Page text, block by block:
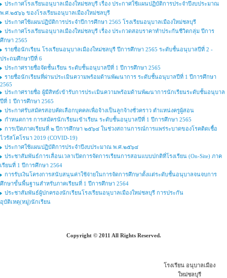
ประกาศโรงเรียนอนุบาลเมืองใหม่ชลบุรี เรื่อง ประกาศใช้แผนปฏิบัติการประจำปีงบประมาณ
พ.ศ.๒๕๖๖ ของโรงเรียนอนุบาลเมืองใหม่ชลบุรี
ประกาศใช้แผนปฏิบัติการประจำปีการศึกษา 2565 โรงเรียนอนุบาลเมืองใหม่ชลบุรี
ประกาศโรงเรียนอนุบาลเมืองใหม่ชลบุรี เรื่อง ประกวดสอบราคาทำประกันชีวิตกลุ่ม ปีการ
ศึกษา 2565
รายชื่อนักเรียน โรงเรียนอนุบาลเมืองใหม่ชลบุรี ปีการศึกษา 2565 ระดับชั้นอนุบาลปีที่ 2 -
ประถมศึกษาปีที่ 6
ประกาศรายชื่อจัดชั้นเรียน ระดับชั้นอนุบาลปีที่ 1 ปีการศึกษา 2565
รายชื่อนักเรียนที่ผ่านประเมินความพร้อมด้านพัฒนาการ ระดับชั้นอนุบาลปีที่ 1 ปีการศึกษา
2565
ประกาศรายชื่อ ผู้มีสิทธ์เข้ารับการประเมินความพร้อมด้านพัฒนาการนักเรียนระดับชั้นอนุบาล
ปีที่ 1 ปีการศึกษา 2565
ประกาศรับสมัครสอบคัดเลือกบุคคลเพื่อจ้างเป็นลูกจ้างชั่วคราว ตำแหน่งครูผู้สอน
กำหนดการ การสมัครนักเรียนเข้าเรียน ระดับชั้นอนุบาลปีที่ 1 ปีการศึกษา 2565
การเปิดภาคเรียนที่ ๒ ปีการศึกษา ๒๕๖๔ ในช่วงสถานการณ์การแพร่ระบาดของโรคติดเชื้อ
ไวรัสโคโรนา 2019 (COVID-19)
ประกาศใช้แผนปฏิบัติการประจำปีงบประมาณ พ.ศ.๒๕๖๔
ประชาสัมพันธ์การเลื่อนเวลาเปิดการจัดการเรียนการสอนแบบปกติที่โรงเรียน (On-Site) ภาค
เรียนที่ 1 ปีการศึกษา 2564
การรับเงินโครงการสนับสนุนค่าใช้จ่ายในการจัดการศึกษาตั้งแต่ระดับชั้นอนุบาลจนจบการ
ศึกษาขั้นพื้นฐานสำหรับภาคเรียนที่ 1 ปีการศึกษา 2564
ประชาสัมพันธ์ผู้ปกครองนักเรียนโรงเรียนอนุบาลเมืองใหม่ชลบุรี การประกัน
อุบัติเหตุ(หมู่)นักเรียน
Copyright © 2011 All Rights Reserved.
โรงเรียน อนุบาลเมือง
ใหม่ชลบุรี